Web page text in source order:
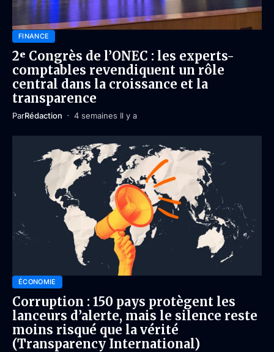
FINANCE
2ᵉ Congrès de l’ONEC : les experts-
comptables revendiquent un rôle
central dans la croissance et la
transparence
ParRédaction 4 semaines Il y a
ÉCONOMIE
Corruption : 150 pays protègent les
lanceurs d’alerte, mais le silence reste
moins risqué que la vérité
(Transparency International)